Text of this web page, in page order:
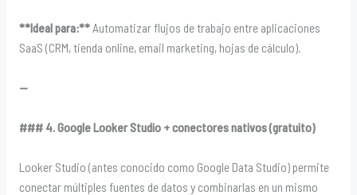
**Ideal para:**Automatizar flujos de trabajo entre aplicaciones
SaaS (CRM, tienda online, email marketing, hojas de cálculo).
—
### 4. Google Looker Studio + conectores nativos (gratuito)
Looker Studio (antes conocido como Google Data Studio) permite
conectar múltiples fuentes de datos y combinarlas en un mismo